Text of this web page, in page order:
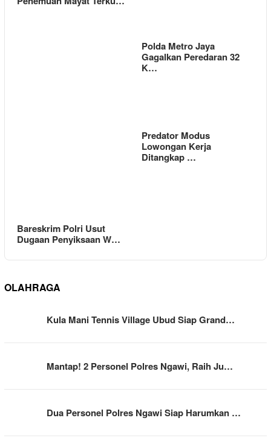
Polda Metro Jaya
Gagalkan Peredaran 32
K…
Bareskrim Polri Usut
Dugaan Penyiksaan W…
Predator Modus
Lowongan Kerja
Ditangkap …
OLAHRAGA
Kula Mani Tennis Village Ubud Siap Grand…
Mantap! 2 Personel Polres Ngawi, Raih Ju…
Dua Personel Polres Ngawi Siap Harumkan …